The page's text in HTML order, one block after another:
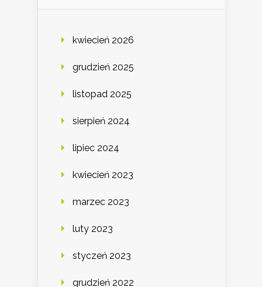
kwiecień 2026
grudzień 2025
listopad 2025
sierpień 2024
lipiec 2024
kwiecień 2023
marzec 2023
luty 2023
styczeń 2023
grudzień 2022